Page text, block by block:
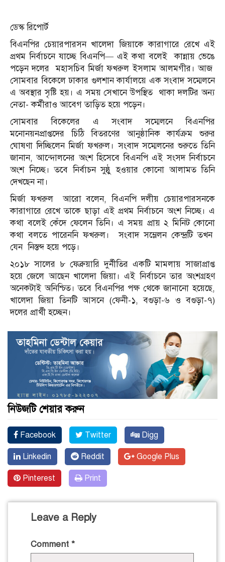
ডেস্ক রিপোর্ট
বিএনপির চেয়ারপারসন খালেদা জিয়াকে কারাগারে রেখে এই
প্রথম নির্বাচনে যাচ্ছে বিএনপি— এই কথা বলেই কান্নায় ভেঙে
পড়েন দলের মহাসচিব মির্জা ফখরুল ইসলাম আলমগীর। আজ
সোমবার বিকেলে ঢাকার গুলশান কার্যালয়ে এক সংবাদ সম্মেলনে
এ অবস্থার সৃষ্টি হয়। এ সময় সেখানে উপস্থিত থাকা দলটির অন্য
নেতা- কর্মীরাও আবেগ তাড়িত হয়ে পড়েন।
সোমবার বিকেলের এ সংবাদ সম্মেলনে বিএনপির
মনোনয়নপ্রাপ্তদের চিঠি বিতরণের আনুষ্ঠানিক কার্যক্রম শুরুর
ঘোষণা দিচ্ছিলেন মির্জা ফখরুল। সংবাদ সম্মেলনের শুরুতে তিনি
জানান, আন্দোলনের অংশ হিসেবে বিএনপি এই সংসদ নির্বাচনে
অংশ নিচ্ছে। তবে নির্বাচন সুষ্ঠু হওয়ার কোনো আলামত তিনি
দেখছেন না।
মির্জা ফখরুল আরো বলেন, বিএনপি দলীয় চেয়ারপারসনকে
কারাগারে রেখে তাকে ছাড়া এই প্রথম নির্বাচনে অংশ নিচ্ছে। এ
কথা বলেই কেঁদে ফেলেন তিনি। এ সময় প্রায় ২ মিনিট কোনো
কথা বলতে পারেননি ফখরুল। সংবাদ সম্লেলন কেন্দ্রটি তখন
যেন নিস্তব্দ হয়ে পড়ে।
২০১৮ সালের ৮ ফেব্রুয়ারি দুর্নীতির একটি মামলায় সাজাপ্রাপ্ত
হয়ে জেলে আছেন খালেদা জিয়া। এই নির্বাচনে তার অংশগ্রহণ
অনেকটাই অনিশ্চিত। তবে বিএনপির পক্ষ থেকে জানানো হয়েছে,
খালেদা জিয়া তিনটি আসনে (ফেনী-১, বগুড়া-৬ ও বগুড়া-৭)
দলের প্রার্থী হচ্ছেন।
নিউজটি শেয়ার করুন
Facebook Twitter Digg
Linkedin Reddit Google Plus
Pinterest Print
Leave a Reply
Comment *